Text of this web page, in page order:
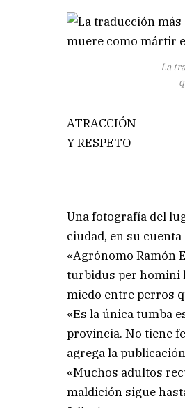
La
ATRACCIÓN
Y RESPETO
Una fotografía del
ciudad, en su
«Agrónomo Ramón
turbidus per homini
miedo entre perros
«Es la única tumba
provincia. No tiene
agrega la
«Muchos adultos
maldición sigue